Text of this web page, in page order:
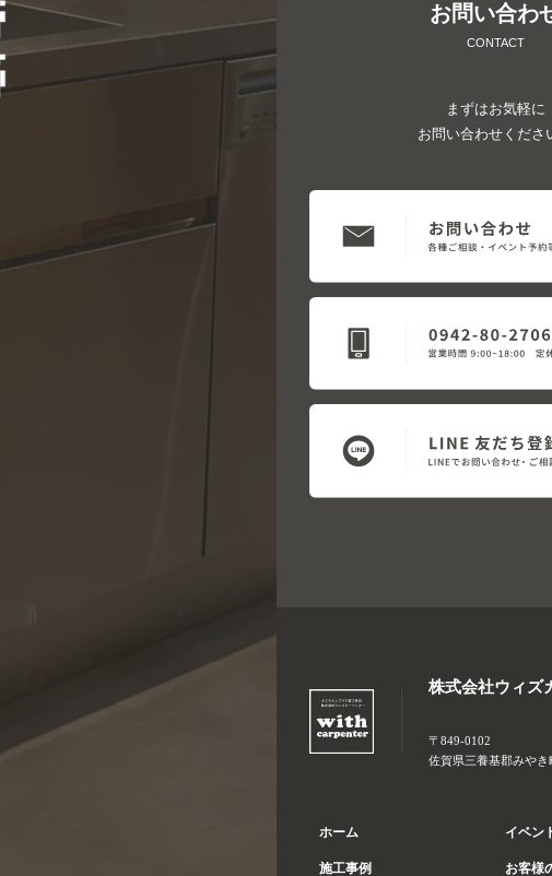
お問い合わ
CONTACT
まずはお気軽に
お問い合わせくださ
株式会社ウィズ
〒849-0102
佐賀県三養基郡みや
ホーム
施工事例
イベン
お客様